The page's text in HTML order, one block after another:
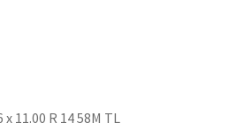
x 11.00 R 14 58M TL